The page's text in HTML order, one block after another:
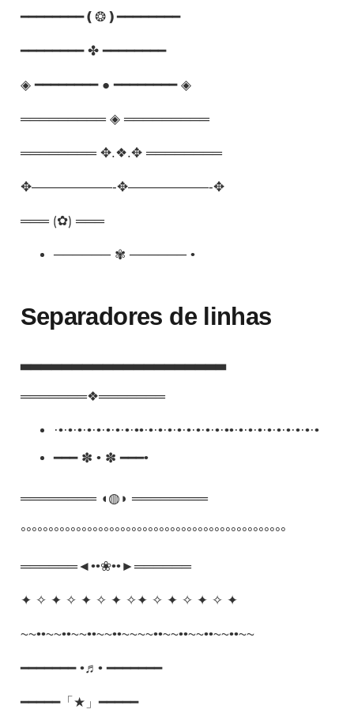
━━━━━━━━❪❂❫━━━━━━━━
━━━━━━━━ ✤ ━━━━━━━━
◈ ━━━━━━━━ ● ━━━━━━━━ ◈
═════════ ◈ ═════════
════════ ✥.❖.✥ ════════
✥——————-✥——————-✥
═══ ⟮✿⟯ ═══
────── ✾ ────── •
Separadores de linhas
▃▃▃▃▃▃▃▃▃▃▃▃▃▃▃▃▃▃▃▃
═══════❖═══════
·•·•·•·•·•·•·•·•·••·•·•·•·•·•·•·•·•·••·•·•·•·•·•·•·•·•·•
━━━ ✽ • ✽ ━━━•
════════ ◖◍◗ ════════
°°°°°°°°°°°°°°°°°°°°°°°°°°°°°°°°°°°°°°°°°°°°°°°°
══════◄••❀••►══════
✦ ✧ ✦ ✧ ✦ ✧ ✦ ✧✦ ✧ ✦ ✧ ✦ ✧ ✦
~~••~~••~~••~~••~~~~••~~••~~••~~••~~
━━━━━━━ •♬• ━━━━━━━
━━━━━「★」━━━━━